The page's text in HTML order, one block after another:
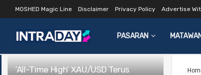
LATEST TRENDING Filter
‘All-Time High’ XAU/USD Terus
MOSHED Magic Line Disclaimer Privacy Policy Advertise
PASARAN